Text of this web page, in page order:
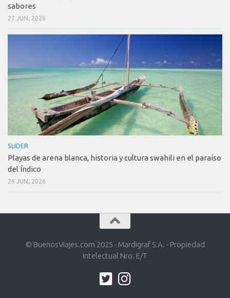
sabores
27 JUN, 2026
SLIDER
Playas de arena blanca, historia y cultura swahili en el paraíso
del Índico
26 JUN, 2026
© BuenosViajes.com 2025 - Mardigraf S.A. - Propiedad
intelectual Nro. E/T